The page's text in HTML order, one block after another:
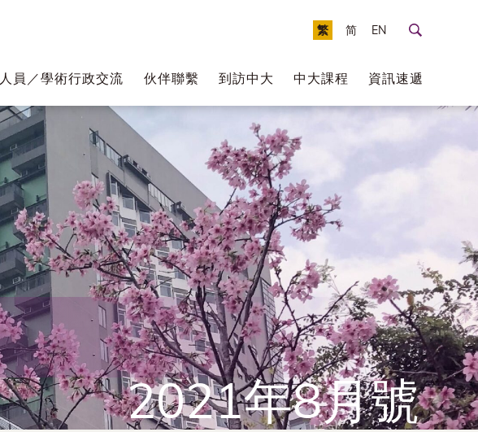
EN
繁 简
人員／學術行政交流 伙伴聯繫 到訪中大 中大課程 資訊速遞
2021年8月號